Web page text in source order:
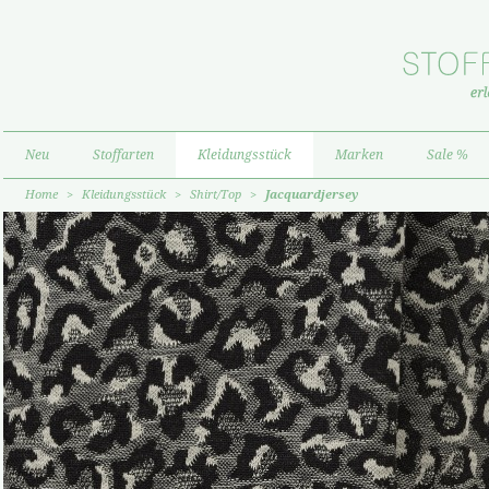
Neu Stoffarten Kleidungsstück Marken Sale %
Home > Kleidungsstück > Shirt/Top > Jacquardjersey